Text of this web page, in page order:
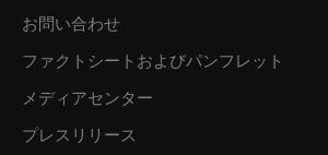
お問い合わせ
ファクトシートおよびパンフレット
メディアセンター
プレスリリース